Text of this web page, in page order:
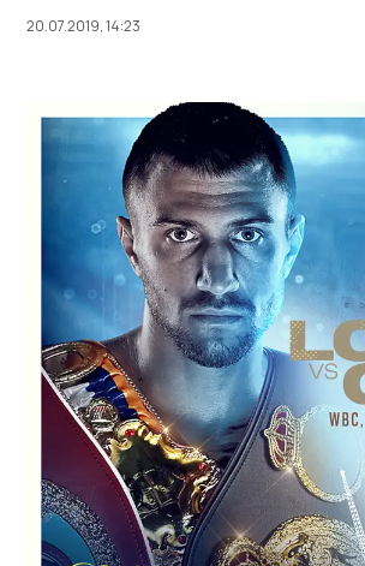
20.07.2019, 14:23